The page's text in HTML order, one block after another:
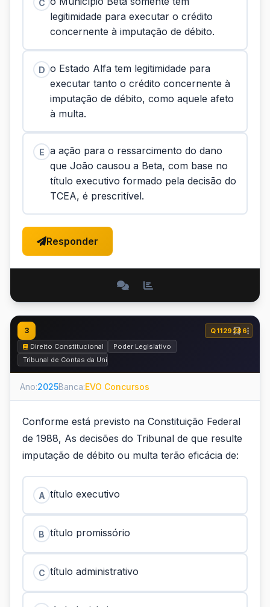
C
legitimidade para executar o crédito
concernente à imputação de débito.
D o Estado Alfa tem legitimidade para
executar tanto o crédito concernente à
imputação de débito, como aquele afeto
à multa.
E a ação para o ressarcimento do dano
que João causou a Beta, com base no
título executivo formado pela decisão do
TCEA, é prescritível.
Responder
3
Q1129286
Direito Constitucional
Poder Legislativo
Tribunal de Contas da União (TCU) e Fiscalização Contábil, Financeira e
Ano:2025Banca:EVO Concursos
Conforme está previsto na Constituição Federal
de 1988, As decisões do Tribunal de que resulte
imputação de débito ou multa terão eficácia de:
A título executivo
B título promissório
C título administrativo